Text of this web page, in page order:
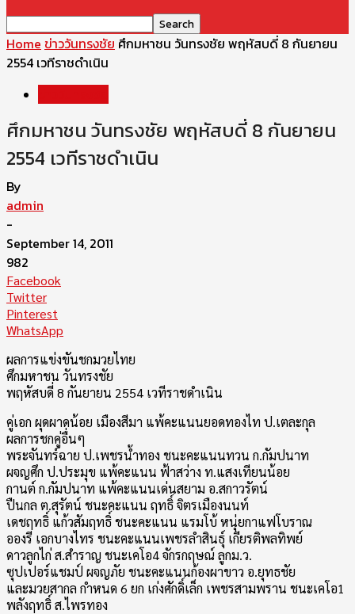
Home ข่าววันทรงชัย ศึกมหาชน วันทรงชัย พฤหัสบดี่ 8 กันยายน
2554 เวทีราชดำเนิน
ศึกมหาชน วันทรงชัย พฤหัสบดี่ 8 กันยายน
2554 เวทีราชดำเนิน
By
admin
-
September 14, 2011
982
Facebook
Twitter
Pinterest
WhatsApp
ผลการแข่งขันชกมวยไทย
ศึกมหาชน วันทรงชัย
พฤหัสบดี่ 8 กันยายน 2554 เวทีราชดำเนิน
คู่เอก ผุดผาดน้อย เมืองสีมา แพ้คะแนนยอดทองไท ป.เตละกุล
ผลการชกคู่อื่นๆ
พระจันทร์ฉาย ป.เพชรน้ำทอง ชนะคะแนนทวน ก.กัมปนาท
ผจญศึก ป.ประมุข แพ้คะแนน ฟ้าสว่าง ท.แสงเทียนน้อย
กานต์ ก.กัมปนาท แพ้คะแนนเด่นสยาม อ.สกาวรัตน์
ปืนกล ต.สุรัตน์ ชนะคะแนน ฤทธิ์ จิตรเมืองนนท์
เดชฤทธิ์ แก้วสัมฤทธิ์ ชนะคะแนน แรมโบ้ หนุ่ยกาแฟโบราณ
อองรี เอกบางไทร ชนะคะแนนเพชรลำสินธุ์ เกียรติพลทิพย์
ดาวลูกไก่ ส.สำราญ ชนะเคโอ4 จักรกฤษณ์ ลูกม.ว.
ซุปเปอร์แชมป์ ผจญภัย ชนะคะแนนก้องผาขาว อ.ยุทธชัย
และมวยสากล กำหนด 6 ยก เก่งศักดิ์เล็ก เพชรสามพราน ชนะเคโอ1
พลังฤทธิ์ ส.ไพรทอง